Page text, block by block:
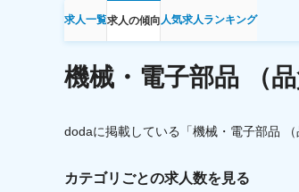
求人一覧求人の傾向人気求人ランキング
機械・電子部品 （品
dodaに掲載している「機械・電子部品 （
カテゴリごとの求人数を見る